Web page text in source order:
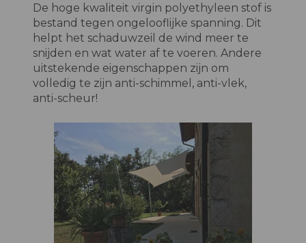
De hoge kwaliteit virgin polyethyleen stof is
bestand tegen ongelooflijke spanning. Dit
helpt het schaduwzeil de wind meer te
snijden en wat water af te voeren. Andere
uitstekende eigenschappen zijn om
volledig te zijn anti-schimmel, anti-vlek,
anti-scheur!